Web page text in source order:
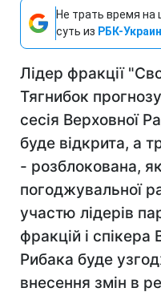
Не трать время на
суть из РБК-
Лідер фракції
Тягнибок
сесія Верховної
буде відкрита, а
- розблокована,
погоджувальної
участю лідерів
фракцій і
Рибака буде
внесення змін в